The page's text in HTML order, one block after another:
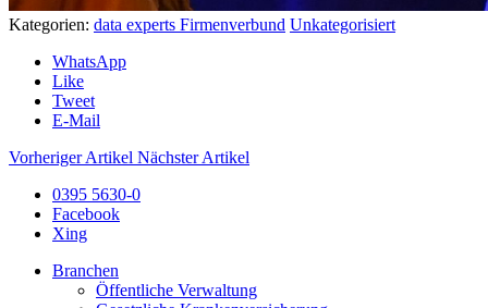
Kategorien: data experts Firmenverbund Unkategorisiert
WhatsApp
Like
Tweet
E-Mail
Vorheriger Artikel Nächster Artikel
0395 5630-0
Facebook
Xing
Branchen
Öffentliche Verwaltung